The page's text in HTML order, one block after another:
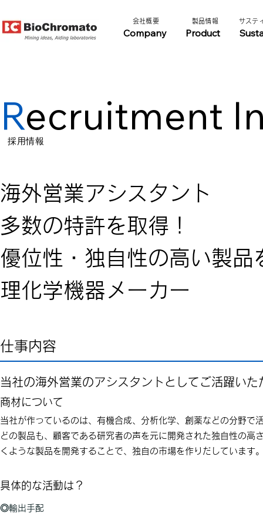
Company Product
​製品情報​​
​会社概要​​ サステ
Recruitment
​採用情報
海外営業アシスタント
多数の特許を取得！
優位性・独自性の高い製品
理化学機器メーカー
仕事内容
当社の海外営業のアシスタントとしてご活躍いた
商材について
当社が作っているのは、有機合成、分析化学、創薬などの分野で
どの製品も、顧客である研究者の声を元に開発された独自性の
くような製品を開発することで、独自の市場を作りだしています
具体的な活動は？
◎輸出手配